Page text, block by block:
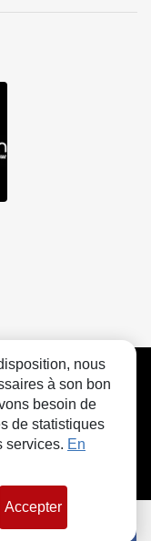
Cookies
nous
à son bon
besoin de
de statistiques
services. En
Accepter